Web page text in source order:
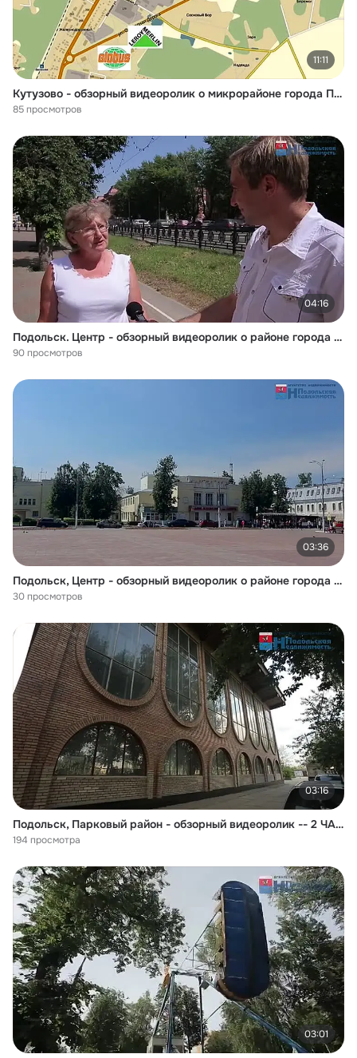
11:11
Кутузово - обзорный видеоролик о микрорайоне города Подольска
85 просмотров
04:16
Подольск. Центр - обзорный видеоролик о районе города -- 2 ЧАСТЬ
90 просмотров
03:36
Подольск, Центр - обзорный видеоролик о районе города -- 1 ЧАСТЬ
30 просмотров
03:16
Подольск, Парковый район - обзорный видеоролик -- 2 ЧАСТЬ
194 просмотра
03:01